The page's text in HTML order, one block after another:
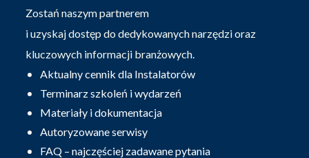
Zostań naszym partnerem
i uzyskaj dostęp do dedykowanych narzędzi oraz
kluczowych informacji branżowych.
Aktualny cennik dla Instalatorów
Terminarz szkoleń i wydarzeń
Materiały i dokumentacja
Autoryzowane serwisy
FAQ – najczęściej zadawane pytania